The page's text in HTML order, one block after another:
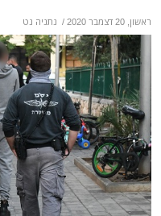
ראשון, 20 דצמבר 2020 / נתניה נט